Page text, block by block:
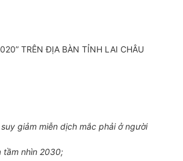
TRÊN ĐỊA BÀN TỈNH LAI CHÂU
giảm miễn dịch mắc phải ở người
tầm nhìn 2030;